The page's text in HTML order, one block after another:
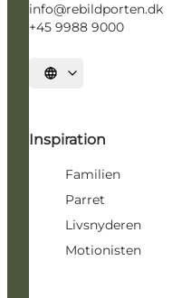
info@rebildporten.dk
+45 9988 9000
Vælg sprog
Inspiration
Familien
Parret
Livsnyderen
Motionisten